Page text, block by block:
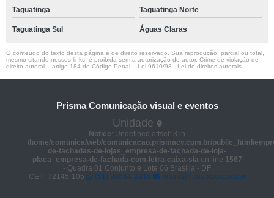
Taguatinga Taguatinga Norte
Taguatinga Sul Águas Claras
O conteúdo do texto desta página é de direito reservado. Sua reprodução, parcial ou total,
mesmo citando nossos links, é proibida sem a autorização do autor. Crime de violação de
direito autoral – artigo 184 do Código Penal – Lei 9610/98 - Lei de direitos autorais
Prisma Comunicação visual e eventos
Unidade
Notice: Undefined offset: 3 in
/home/comunica/web/comunicacao.prismacv.com.br/public_html/
de-fachadas-de-lojas_empresa-de-fachada-de-loja-
placa_empresa-de-fachada-com-letra-caixa-siaon line 1567
- Quadra 01 Conjunto e Lote 06 Brasília - DF
CEP: 72145-105
(61) 98664-2818 prisma@prismacv.com.br